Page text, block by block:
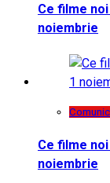
Ce filme
noiembrie
Ce filme
noiembrie